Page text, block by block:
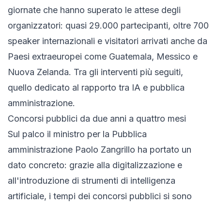
giornate che hanno superato le attese degli
organizzatori: quasi 29.000 partecipanti, oltre 700
speaker internazionali e visitatori arrivati anche da
Paesi extraeuropei come Guatemala, Messico e
Nuova Zelanda. Tra gli interventi più seguiti,
quello dedicato al rapporto tra IA e pubblica
amministrazione.
Concorsi pubblici da due anni a quattro mesi
Sul palco il ministro per la Pubblica
amministrazione Paolo Zangrillo ha portato un
dato concreto: grazie alla digitalizzazione e
all'introduzione di strumenti di intelligenza
artificiale, i tempi dei concorsi pubblici si sono